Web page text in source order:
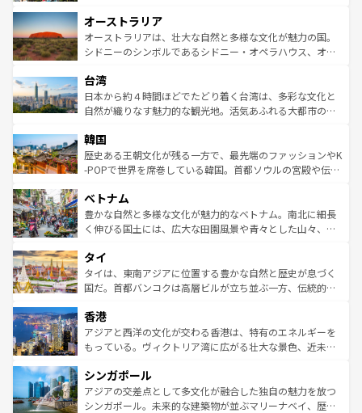
部のニューオーリンズでは、音楽と美食が融合した独特の
文化が魅力。旅行者はアメリカの各地域で異なる魅力を楽
しみながら、その多様性と豊かな歴史を感じることができ
ならではの贅沢な旅のスタイルだ。 なお、新着のアメリカ
情報はコンテンツ一覧を参照してほしい。
ワイ島は見逃せない。また、定番の観光地といえばオアフ
島だが、静かな自然を求めるならマウイ島やカウアイ島が
おすすめ。エメラルドグリーンに輝く海をはじめ、豊かな
れるおもてなしの心で訪れる人々を迎えてくれるハワイの
人々、おいしいローカルフードやハワイアンミュージッ
ク、伝統的なフラダンスなど、すべてがハワイの魅力を彩
ワイを、存分に味わってほしい。 なお、新着のハワイ情報
はコンテンツ一覧を参照してほしい。
オーストラリア
オーストラリアは、壮大な自然と多様な文化が魅力の国。
シドニーのシンボルであるシドニー・オペラハウス、オー
リアリーフや大陸中央部にそびえるウルル（エアーズロッ
ク）、タスマニアの美しい原生林やケアンズの熱帯雨林な
ど、見どころがたくさん。また、カフェやワイン、オージ
いる。アクティビティも充実しており、サーフィンやダイ
ビング、ハイキングなど、アウトドア好きにはたまらな
い。オーストラリアの多彩な魅力を存分に味わいつくそ
参照してほしい。
台湾
日本から約４時間ほどでたどり着く台湾は、多彩な文化と
自然が織りなす魅力的な観光地。活気あふれる大都市の台
ン）、静ひつな山岳地帯である台湾東部など、都市の喧騒
と山間の静けさが共存しており、訪れる人に新しい発見と
驚きをもたらしてくれる。また、奥深い台湾の食文化も魅
容にもいいと評判のスイーツなど、バラエティ豊かな料理
が味わえる。 なお、新着の台湾情報は コンテンツ一覧を参
照してほしい。
韓国
歴史ある王朝文化が残る一方で、最先端のファッションやK
-POPで世界を席巻している韓国。首都ソウルの宮殿や伝統
き、地方に足を延ばせば四季折々の自然美を楽しむことが
できる。そして、キムチや焼肉、絶品のストリートフード
まで、さまざまな韓国料理が待っている。夜には、韓国な
リティに包まれながら、韓国の多彩な魅力を心ゆくまで味
わってみてほしい。 なお、新着の韓国情報はコンテンツ一
覧を参照してほしい。
ベトナム
豊かな自然と多様な文化が魅力的なベトナム。南北に細長
く伸びる国土には、広大な田園風景や青々とした山々、世
急速な発展と共に伝統が息づく。ハノイの古い町並みやホ
ーチミン市のフランス統治時代の建物も、独特の雰囲気を
醸し出している。また、バラエティの豊かさとおいしさで
とつ。フォーやバインミー、ベトナムコーヒーなどは、ぜ
ひ現地で味わいたい。どの地域を訪れてもあたたかい人々
が旅行者を迎えてくれるので、きっと忘れられない旅にな
参照してほしい。
タイ
タイは、東南アジアに位置する豊かな自然と歴史が息づく
国だ。首都バンコクは高層ビルが立ち並ぶ一方、伝統的な
の活気が交差している。北部ではチェンマイなどの山岳地
帯で自然と触れ合い、南部ではプーケットやクラビの美し
いビーチでリゾート気分を楽しむことができる。タイ料理
激する。気候は一年中温暖で、どの季節にも異なる楽しみ
が待っている。親しみやすいタイの人々、仏教を中心とし
た文化、そして多様な観光資源が、訪れる旅人を魅了し続
香港
アジアと西洋の文化が交わる香港は、特有のエネルギーを
もっている。ヴィクトリア湾に広がる壮大な景色、近未来
み、どこを訪れても感動するはず。観光スポットが密集し
ており、効率よく見どころを回れるのも魅力。息をのむよ
うな絶景から文化的な体験まで、香港を存分に楽しみ尽く
シンガポール
アジアの交差点として多文化が融合した独自の魅力を放つ
シンガポール。未来的な建築物が並ぶマリーナベイ、歴史